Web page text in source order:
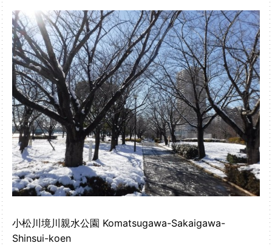
小松川境川親水公園 Komatsugawa-Sakaigawa-
Shinsui-koen